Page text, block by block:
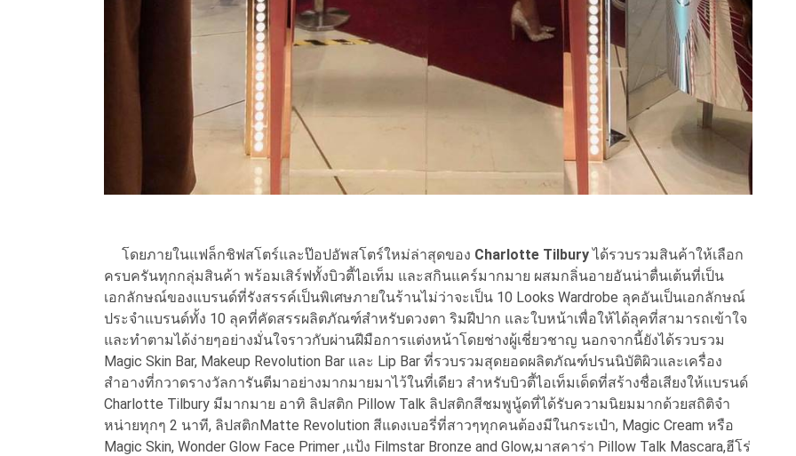
โดยภายในแฟล็กชิฟสโตร์และป๊อปอัพสโตร์ใหม่ล่าสุดของ Charlotte Tilburyได้รวบรวมสินค้าให้เลือก
ครบครันทุกกลุ่มสินค้า พร้อมเสิร์ฟทั้งบิวตี้ไอเท็ม และสกินแคร์มากมาย ผสมกลิ่นอายอันน่าตื่นเต้นที่เป็น
เอกลักษณ์ของแบรนด์ที่รังสรรค์เป็นพิเศษภายในร้านไม่ว่าจะเป็น 10 Looks Wardrobe ลุคอันเป็นเอกลักษณ์
ประจำแบรนด์ทั้ง 10 ลุคที่คัดสรรผลิตภัณฑ์สำหรับดวงตา ริมฝีปาก และใบหน้าเพื่อให้ได้ลุคที่สามารถเข้าใจ
และทำตามได้ง่ายๆอย่างมั่นใจราวกับผ่านฝีมือการแต่งหน้าโดยช่างผู้เชี่ยวชาญ นอกจากนี้ยังได้รวบรวม
Magic Skin Bar, Makeup Revolution Bar และ Lip Bar ที่รวบรวมสุดยอดผลิตภัณฑ์ปรนนิบัติผิวและเครื่อง
สำอางที่กวาดรางวัลการันตีมาอย่างมากมายมาไว้ในที่เดียว สำหรับบิวตี้ไอเท็มเด็ดที่สร้างชื่อเสียงให้แบรนด์
Charlotte Tilbury มีมากมาย อาทิ ลิปสติก Pillow Talk ลิปสติกสีชมพูนู้ดที่ได้รับความนิยมมากด้วยสถิติจำ
หน่ายทุกๆ 2 นาที, ลิปสติกMatte Revolution สีแดงเบอรี่ที่สาวๆทุกคนต้องมีในกระเป๋า, Magic Cream หรือ
Magic Skin, Wonder Glow Face Primer ,แป้ง Filmstar Bronze and Glow,มาสคาร่า Pillow Talk Mascara,ฮีโร่